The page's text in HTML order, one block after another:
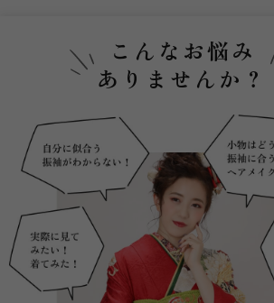
こんなお悩み
ありませんか？